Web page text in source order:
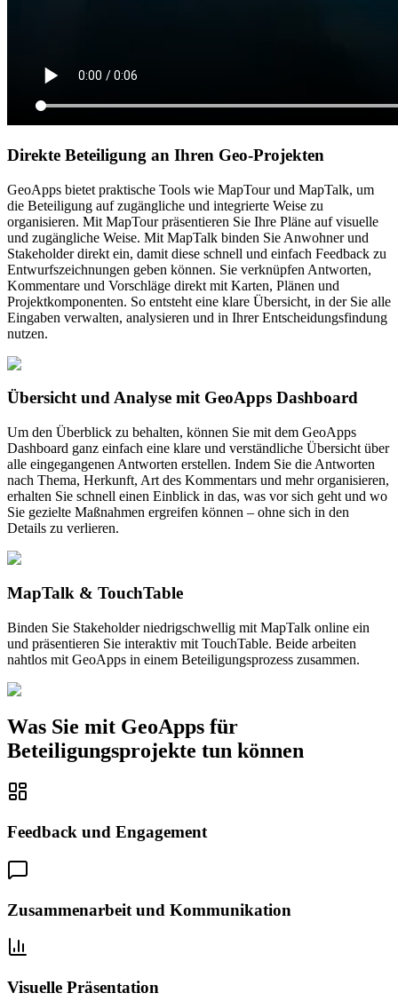
Direkte Beteiligung an Ihren Geo-Projekten
GeoApps bietet praktische Tools wie MapTour und MapTalk, um
die Beteiligung auf zugängliche und integrierte Weise zu
organisieren. Mit MapTour präsentieren Sie Ihre Pläne auf visuelle
und zugängliche Weise. Mit MapTalk binden Sie Anwohner und
Stakeholder direkt ein, damit diese schnell und einfach Feedback zu
Entwurfszeichnungen geben können. Sie verknüpfen Antworten,
Kommentare und Vorschläge direkt mit Karten, Plänen und
Projektkomponenten. So entsteht eine klare Übersicht, in der Sie alle
Eingaben verwalten, analysieren und in Ihrer Entscheidungsfindung
nutzen.
Übersicht und Analyse mit GeoApps Dashboard
Um den Überblick zu behalten, können Sie mit dem GeoApps
Dashboard ganz einfach eine klare und verständliche Übersicht über
alle eingegangenen Antworten erstellen. Indem Sie die Antworten
nach Thema, Herkunft, Art des Kommentars und mehr organisieren,
erhalten Sie schnell einen Einblick in das, was vor sich geht und wo
Sie gezielte Maßnahmen ergreifen können – ohne sich in den
Details zu verlieren.
MapTalk & TouchTable
Binden Sie Stakeholder niedrigschwellig mit MapTalk online ein
und präsentieren Sie interaktiv mit TouchTable. Beide arbeiten
nahtlos mit GeoApps in einem Beteiligungsprozess zusammen.
Was Sie mit GeoApps für
Beteiligungsprojekte tun können
Feedback und Engagement
Zusammenarbeit und Kommunikation
Visuelle Präsentation